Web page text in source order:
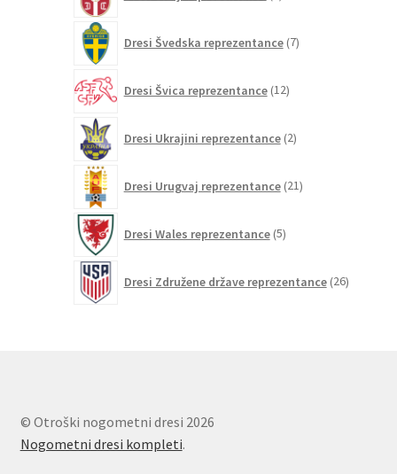
Dresi Švedska reprezentance 7izdelkov
Dresi Švica reprezentance 12izdelkov
Dresi Ukrajini reprezentance 2izdelka
Dresi Urugvaj reprezentance 21izdelkov
Dresi Wales reprezentance 5izdelkov
Dresi Združene države reprezentance 26izdelkov
© Otroški nogometni dresi 2026
Nogometni dresi kompleti.